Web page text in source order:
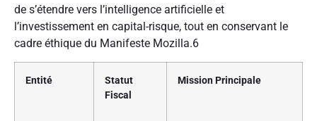
de s’étendre vers l’intelligence artificielle et
l’investissement en capital-risque, tout en conservant le
cadre éthique du Manifeste Mozilla.6
Entité
Statut
Fiscal
Mission Principale